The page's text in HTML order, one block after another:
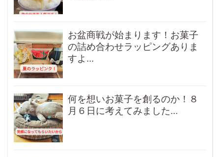
お盆商戦が始まります！お菓子
の詰め合わせラッピングありま
すよ...
何を想いお菓子を創るのか！８
月６日に考えてみました...